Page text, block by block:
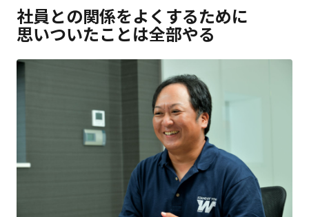
社員との関係をよくするために
思いついたことは全部やる